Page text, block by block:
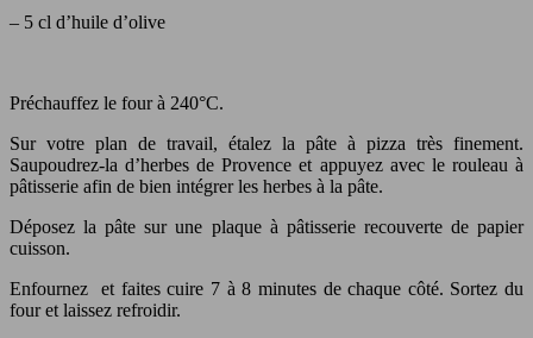
– 5 cl d’huile d’olive
Préchauffez le four à 240°C.
Sur votre plan de travail, étalez la pâte à pizza très finement.
Saupoudrez-la d’herbes de Provence et appuyez avec le rouleau à
pâtisserie afin de bien intégrer les herbes à la pâte.
Déposez la pâte sur une plaque à pâtisserie recouverte de papier
cuisson.
Enfournez et faites cuire 7 à 8 minutes de chaque côté. Sortez du
four et laissez refroidir.